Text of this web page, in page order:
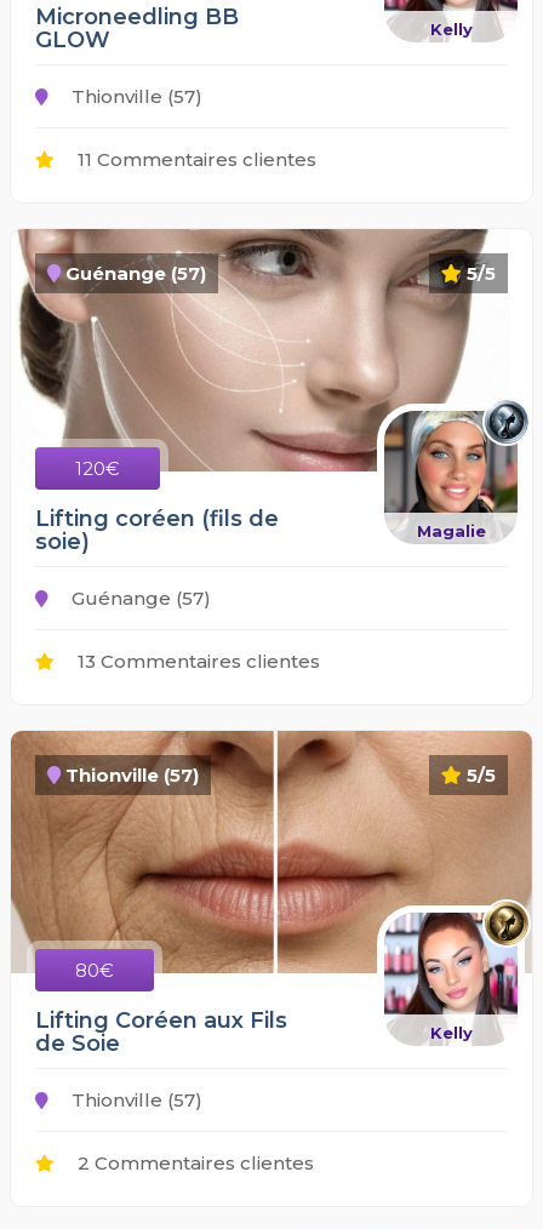
Kelly
Microneedling BB
GLOW
Thionville (57)
11 Commentaires clientes
5/5
Guénange (57)
120€
Magalie
Lifting coréen (fils de
soie)
Guénange (57)
13 Commentaires clientes
5/5
Thionville (57)
80€
Kelly
Lifting Coréen aux Fils
de Soie
Thionville (57)
2 Commentaires clientes